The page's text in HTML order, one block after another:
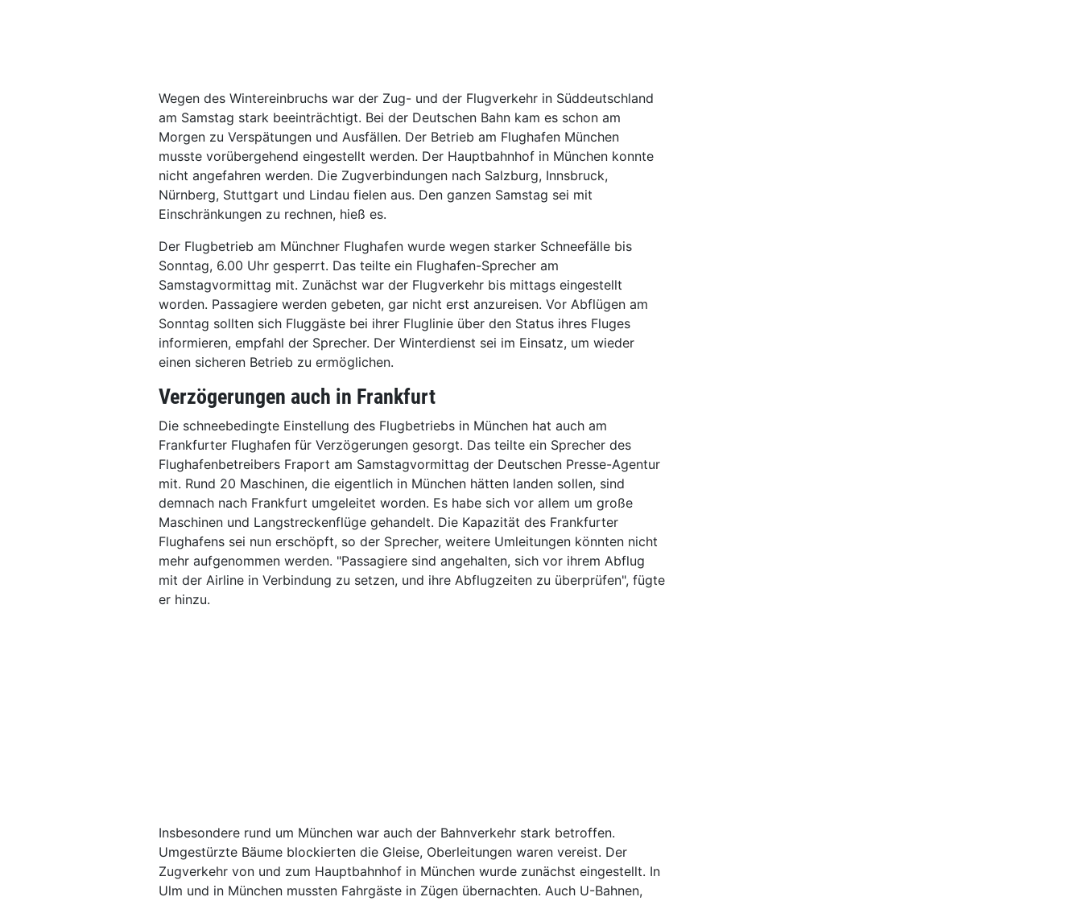
Wegen des Wintereinbruchs war der Zug- und der Flugverkehr in Süddeutschland
am Samstag stark beeinträchtigt. Bei der Deutschen Bahn kam es schon am
Morgen zu Verspätungen und Ausfällen. Der Betrieb am Flughafen München
musste vorübergehend eingestellt werden. Der Hauptbahnhof in München konnte
nicht angefahren werden. Die Zugverbindungen nach Salzburg, Innsbruck,
Nürnberg, Stuttgart und Lindau fielen aus. Den ganzen Samstag sei mit
Einschränkungen zu rechnen, hieß es.
Der Flugbetrieb am Münchner Flughafen wurde wegen starker Schneefälle bis
Sonntag, 6.00 Uhr gesperrt. Das teilte ein Flughafen-Sprecher am
Samstagvormittag mit. Zunächst war der Flugverkehr bis mittags eingestellt
worden. Passagiere werden gebeten, gar nicht erst anzureisen. Vor Abflügen am
Sonntag sollten sich Fluggäste bei ihrer Fluglinie über den Status ihres Fluges
informieren, empfahl der Sprecher. Der Winterdienst sei im Einsatz, um wieder
einen sicheren Betrieb zu ermöglichen.
Verzögerungen auch in Frankfurt
Die schneebedingte Einstellung des Flugbetriebs in München hat auch am
Frankfurter Flughafen für Verzögerungen gesorgt. Das teilte ein Sprecher des
Flughafenbetreibers Fraport am Samstagvormittag der Deutschen Presse-Agentur
mit. Rund 20 Maschinen, die eigentlich in München hätten landen sollen, sind
demnach nach Frankfurt umgeleitet worden. Es habe sich vor allem um große
Maschinen und Langstreckenflüge gehandelt. Die Kapazität des Frankfurter
Flughafens sei nun erschöpft, so der Sprecher, weitere Umleitungen könnten nicht
mehr aufgenommen werden. "Passagiere sind angehalten, sich vor ihrem Abflug
mit der Airline in Verbindung zu setzen, und ihre Abflugzeiten zu überprüfen", fügte
er hinzu.
Insbesondere rund um München war auch der Bahnverkehr stark betroffen.
Umgestürzte Bäume blockierten die Gleise, Oberleitungen waren vereist. Der
Zugverkehr von und zum Hauptbahnhof in München wurde zunächst eingestellt. In
Ulm und in München mussten Fahrgäste in Zügen übernachten. Auch U-Bahnen,